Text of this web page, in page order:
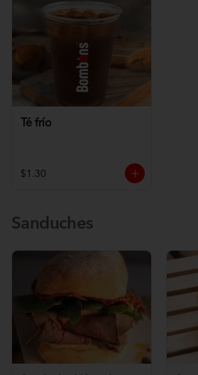
Té frío
$1.30
Sanduches